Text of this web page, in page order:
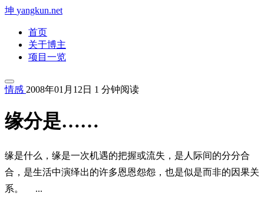
坤 yangkun.net
首页
关于博主
项目一览
情感 2008年01月12日 1 分钟阅读
缘分是……
缘是什么，缘是一次机遇的把握或流失，是人际间的分分合
合，是生活中演绎出的许多恩恩怨怨，也是似是而非的因果关
系。 ...